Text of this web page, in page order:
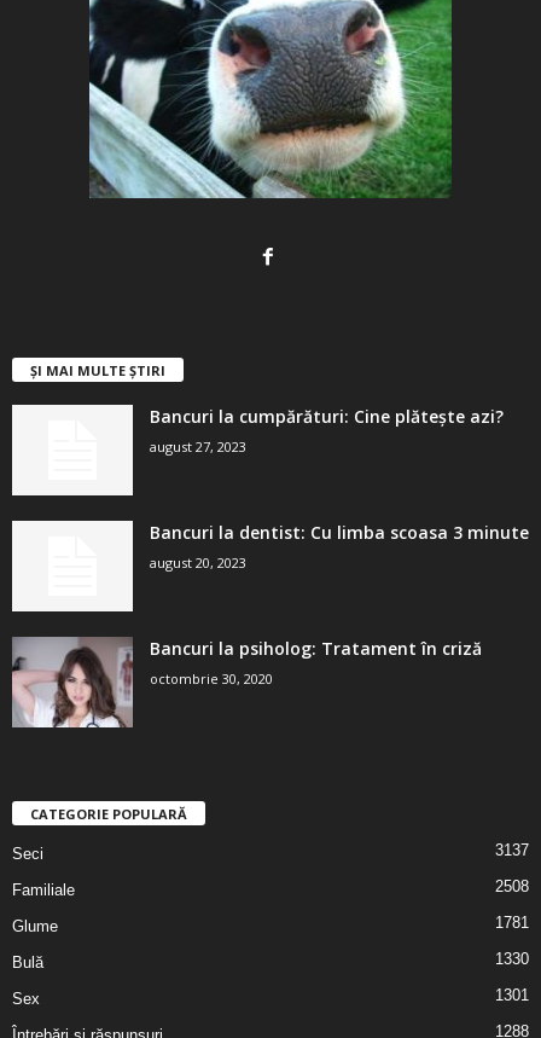
ȘI MAI MULTE ȘTIRI
Bancuri la cumpărături: Cine plătește azi?
august 27, 2023
Bancuri la dentist: Cu limba scoasa 3 minute
august 20, 2023
Bancuri la psiholog: Tratament în criză
octombrie 30, 2020
CATEGORIE POPULARĂ
Seci 3137
Familiale 2508
Glume 1781
Bulă 1330
Sex 1301
1288